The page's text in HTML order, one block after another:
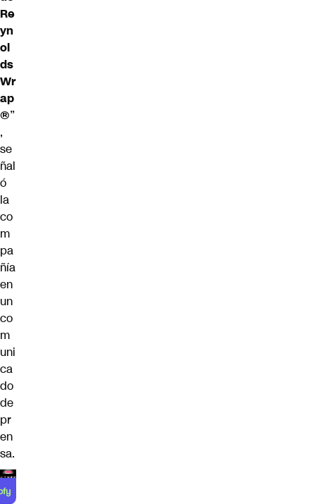
Re
yn
ol
ds
Wr
ap
®”
,
se
ñal
ó
la
co
m
pa
ñía
en
un
co
m
uni
ca
do
de
pr
en
sa.